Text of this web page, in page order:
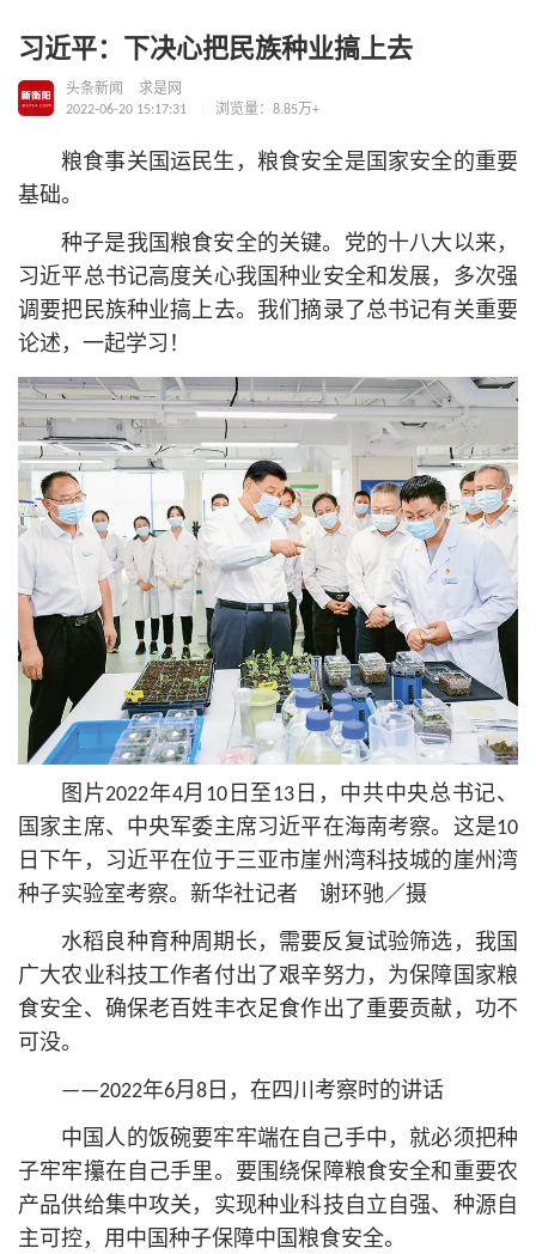
习近平：下决心把民族种业搞上去
头条新闻
求是网
2022-06-20 15:17:31
浏览量：8.85万+
粮食事关国运民生，粮食安全是国家安全的重要
基础。
种子是我国粮食安全的关键。党的十八大以来，
习近平总书记高度关心我国种业安全和发展，多次强
调要把民族种业搞上去。我们摘录了总书记有关重要
论述，一起学习！
图片2022年4月10日至13日，中共中央总书记、
国家主席、中央军委主席习近平在海南考察。这是10
日下午，习近平在位于三亚市崖州湾科技城的崖州湾
种子实验室考察。新华社记者 谢环驰／摄
水稻良种育种周期长，需要反复试验筛选，我国
广大农业科技工作者付出了艰辛努力，为保障国家粮
食安全、确保老百姓丰衣足食作出了重要贡献，功不
可没。
——2022年6月8日，在四川考察时的讲话
中国人的饭碗要牢牢端在自己手中，就必须把种
子牢牢攥在自己手里。要围绕保障粮食安全和重要农
产品供给集中攻关，实现种业科技自立自强、种源自
主可控，用中国种子保障中国粮食安全。